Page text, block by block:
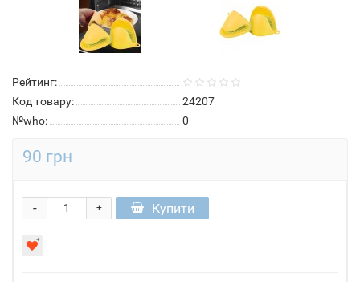
Рейтинг:
Код товару:
24207
№who:
0
90 грн
+
- Купити